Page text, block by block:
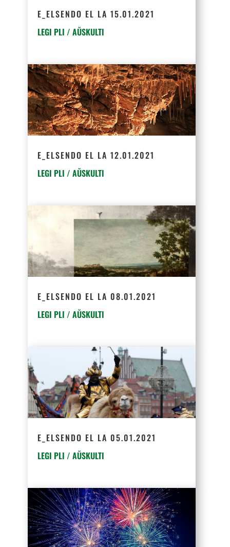
E_ELSENDO EL LA 15.01.2021
LEGI PLI / AŬSKULTI
E_ELSENDO EL LA 12.01.2021
LEGI PLI / AŬSKULTI
E_ELSENDO EL LA 08.01.2021
LEGI PLI / AŬSKULTI
E_ELSENDO EL LA 05.01.2021
LEGI PLI / AŬSKULTI